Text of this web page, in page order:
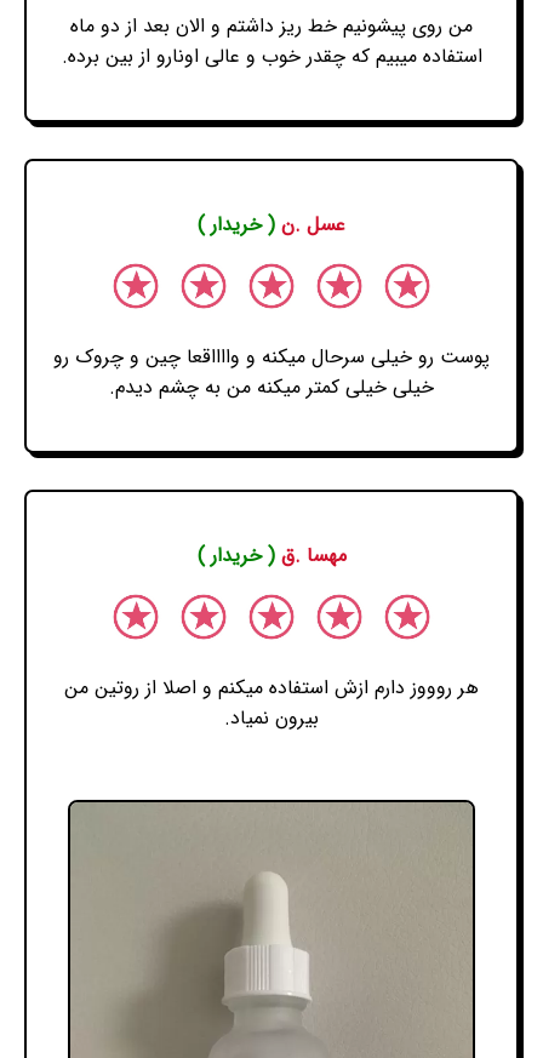
من روی پیشونیم خط ریز داشتم و الان بعد از دو ماه
استفاده میبیم که چقدر خوب و عالی اونارو از بین برده.
عسل .ن ( خریدار )
پوست رو خیلی سرحال میکنه و وااااقعا چین و چروک رو
خیلی خیلی کمتر میکنه من به چشم دیدم.
مهسا .ق( خریدار )
هر روووز دارم ازش استفاده میکنم و اصلا از روتین من
بیرون نمیاد.